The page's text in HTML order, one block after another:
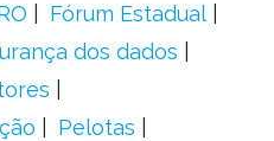
Fórum Estadual
dos dados
Pelotas